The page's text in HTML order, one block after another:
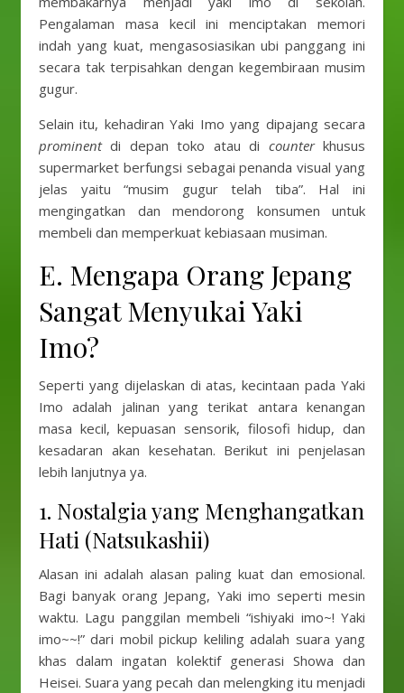
Pengalaman masa kecil ini menciptakan memori
indah yang kuat, mengasosiasikan ubi panggang ini
secara tak terpisahkan dengan kegembiraan musim
gugur.
Selain itu, kehadiran Yaki Imo yang dipajang secara
prominentdi depan toko atau di counterkhusus
supermarket berfungsi sebagai penanda visual yang
jelas yaitu “musim gugur telah tiba”. Hal ini
mengingatkan dan mendorong konsumen untuk
membeli dan memperkuat kebiasaan musiman.
E. Mengapa Orang Jepang
Sangat Menyukai Yaki
Imo?
Seperti yang dijelaskan di atas, kecintaan pada Yaki
Imo adalah jalinan yang terikat antara kenangan
masa kecil, kepuasan sensorik, filosofi hidup, dan
kesadaran akan kesehatan. Berikut ini penjelasan
lebih lanjutnya ya.
1. Nostalgia yang Menghangatkan
Hati (Natsukashii)
Alasan ini adalah alasan paling kuat dan emosional.
Bagi banyak orang Jepang, Yaki imo seperti mesin
waktu. Lagu panggilan membeli “ishiyaki imo~! Yaki
imo~~!” dari mobil pickup keliling adalah suara yang
khas dalam ingatan kolektif generasi Showa dan
Heisei. Suara yang pecah dan melengking itu menjadi